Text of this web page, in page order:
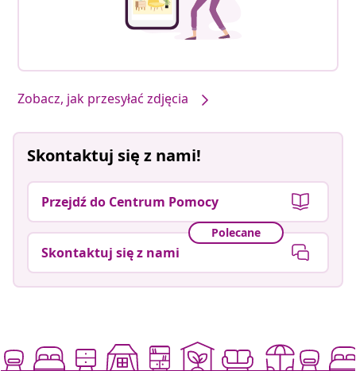
Zobacz, jak przesyłać zdjęcia
Skontaktuj się z nami!
Przejdź do Centrum Pomocy
Polecane
Skontaktuj się z nami